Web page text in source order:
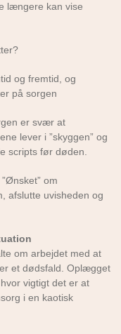
længere kan vise
og fremtid, og
på sorgen
er svær at
lever i ”skyggen” og
scripts før døden.
om
afslutte uvisheden og
om arbejdet med at
et dødsfald. Oplægget
vigtigt det er at
i en kaotisk